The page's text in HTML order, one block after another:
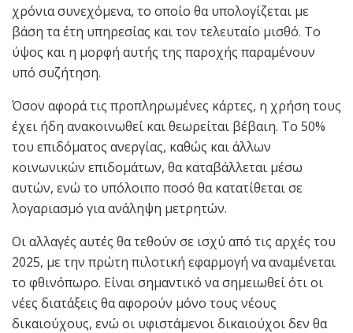
χρόνια συνεχόμενα, το οποίο θα υπολογίζεται με
βάση τα έτη υπηρεσίας και τον τελευταίο μισθό. Το
ύψος και η μορφή αυτής της παροχής παραμένουν
υπό συζήτηση.
Όσον αφορά τις προπληρωμένες κάρτες, η χρήση τους
έχει ήδη ανακοινωθεί και θεωρείται βέβαιη. Το 50%
του επιδόματος ανεργίας, καθώς και άλλων
κοινωνικών επιδομάτων, θα καταβάλλεται μέσω
αυτών, ενώ το υπόλοιπο ποσό θα κατατίθεται σε
λογαριασμό για ανάληψη μετρητών.
Οι αλλαγές αυτές θα τεθούν σε ισχύ από τις αρχές του
2025, με την πρώτη πιλοτική εφαρμογή να αναμένεται
το φθινόπωρο. Είναι σημαντικό να σημειωθεί ότι οι
νέες διατάξεις θα αφορούν μόνο τους νέους
δικαιούχους, ενώ οι υφιστάμενοι δικαιούχοι δεν θα